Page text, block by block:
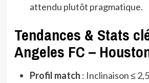
attendu plutôt pragmatique.
Tendances & Stats
Angeles FC –
Profil match : Inclinaison ≤